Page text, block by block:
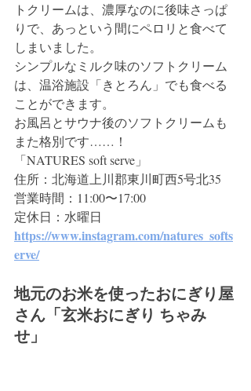
トクリームは、濃厚なのに後味さっぱ
りで、あっという間にペロリと食べて
しまいました。
シンプルなミルク味のソフトクリーム
は、温浴施設「きとろん」でも食べる
ことができます。
お風呂とサウナ後のソフトクリームも
また格別です……！
「NATURES soft serve」
住所：北海道上川郡東川町西5号北35
営業時間：11:00〜17:00
定休日：水曜日
https://www.instagram.com/natures_softs
erve/
地元のお米を使ったおにぎり屋
さん「玄米おにぎり ちゃみ
せ」